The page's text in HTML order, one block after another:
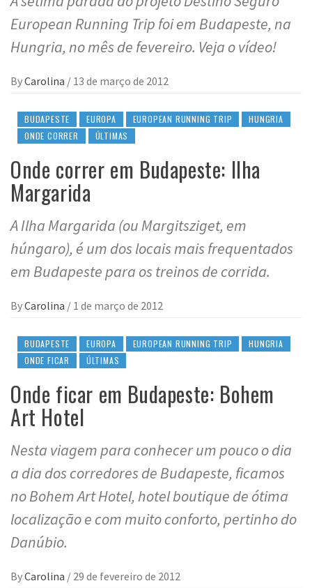
European Running Trip foi em Budapeste, na
Hungria, no mês de fevereiro. Veja o vídeo!
ByCarolina / 13 de março de 2012
BUDAPESTE EUROPA EUROPEAN RUNNING TRIP
HUNGRIA
ONDE CORRER
ÚLTIMAS
Onde correr em Budapeste: Ilha
Margarida
A Ilha Margarida (ou Margitsziget, em
húngaro), é um dos locais mais frequentados
em Budapeste para os treinos de corrida.
ByCarolina / 1 de março de 2012
BUDAPESTE EUROPA EUROPEAN RUNNING TRIP
HUNGRIA
ONDE FICAR
ÚLTIMAS
Onde ficar em Budapeste: Bohem
Art Hotel
Nesta viagem para conhecer um pouco o dia
a dia dos corredores de Budapeste, ficamos
no Bohem Art Hotel, hotel boutique de ótima
localização e com muito conforto, pertinho do
Danúbio.
ByCarolina / 29 de fevereiro de 2012